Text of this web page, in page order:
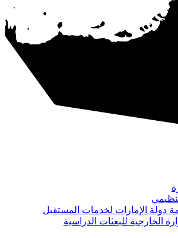
دولة الإمارات لخدمات المستقبل
الخارجية للبعثات الدراسية